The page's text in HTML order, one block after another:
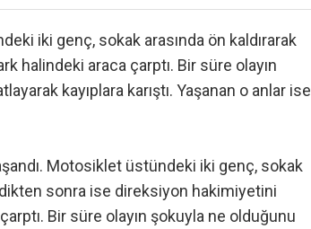
iki genç, sokak arasında ön kaldırarak
halindeki araca çarptı. Bir süre olayın
kayıplara karıştı. Yaşanan o anlar ise
Motosiklet üstündeki iki genç, sokak
sonra ise direksiyon hakimiyetini
Bir süre olayın şokuyla ne olduğunu